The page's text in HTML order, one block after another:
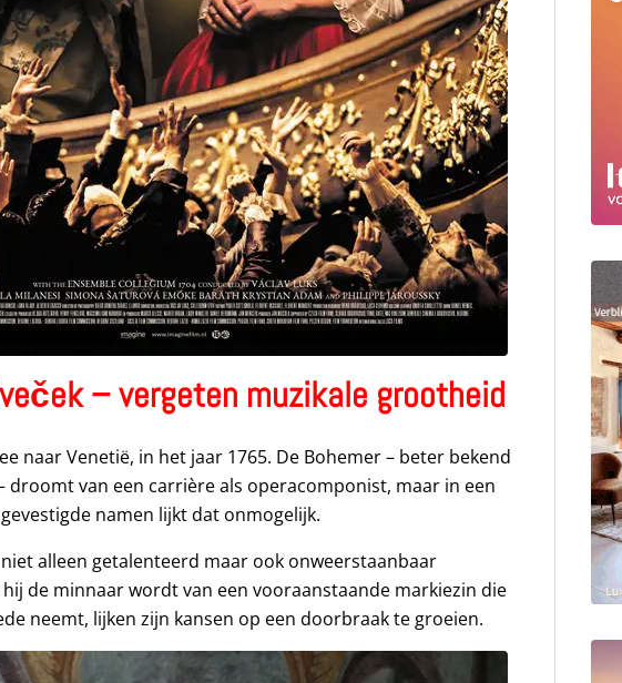
– vergeten muzikale grootheid
naar Venetië, in het jaar 1765. De Bohemer – beter bekend
droomt van een carrière als operacomponist, maar in een
namen lijkt dat onmogelijk.
alleen getalenteerd maar ook onweerstaanbaar
de minnaar wordt van een vooraanstaande markiezin die
neemt, lijken zijn kansen op een doorbraak te groeien.